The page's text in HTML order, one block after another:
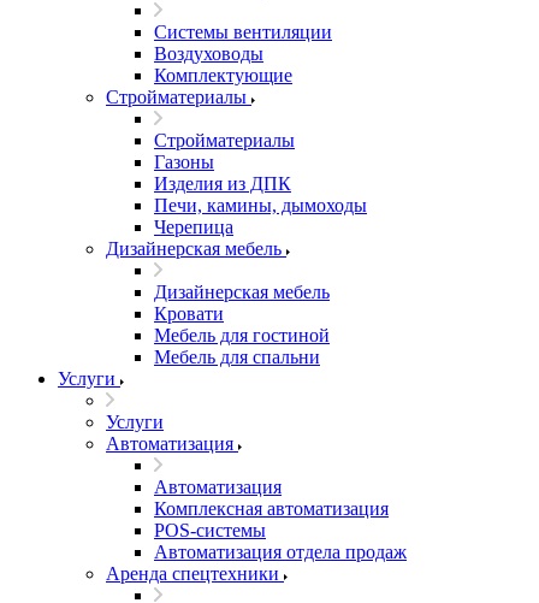
Системы вентиляции
Воздуховоды
Комплектующие
Стройматериалы
Стройматериалы
Газоны
Изделия из ДПК
Печи, камины, дымоходы
Черепица
Дизайнерская мебель
Дизайнерская мебель
Кровати
Мебель для гостиной
Мебель для спальни
Услуги
Услуги
Автоматизация
Автоматизация
Комплексная автоматизация
POS-системы
Автоматизация отдела продаж
Аренда спецтехники